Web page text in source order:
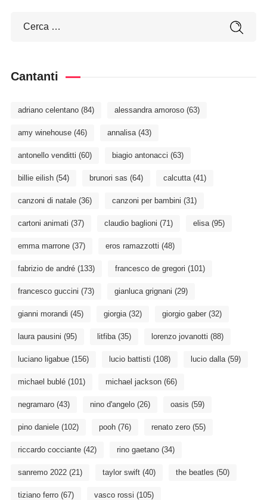
Cantanti
adriano celentano(84) alessandra amoroso(63)
amy winehouse(46) annalisa(43)
antonello venditti (60) biagio antonacci (63)
billie eilish(54) brunori sas (64) calcutta(41)
canzoni di natale(36) canzoni per bambini (31)
cartoni animati (37) claudio baglioni (71) elisa(95)
emma marrone(37) eros ramazzotti (48)
fabrizio de andré(133) francesco de gregori (101)
francesco guccini (73) gianluca grignani (29)
gianni morandi (45) giorgia(32) giorgio gaber(32)
laura pausini (95) litfiba(35) lorenzo jovanotti (88)
luciano ligabue(156) lucio battisti (108) lucio dalla(59)
michael bublé(101) michael jackson(66)
negramaro(43) nino d'angelo(26) oasis (59)
pino daniele(102) pooh(76) renato zero(55)
riccardo cocciante(42) rino gaetano(34)
sanremo 2022(21) taylor swift(40) the beatles (50)
tiziano ferro(67) vasco rossi (105)